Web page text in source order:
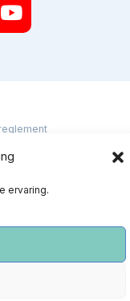
ervaring.
22-24
een kille dood’